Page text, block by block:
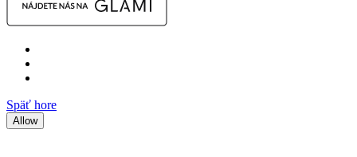
Späť hore
Allow